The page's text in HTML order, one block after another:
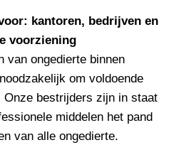
kantoren, bedrijven en
voorziening
van ongedierte binnen
om voldoende
bestrijders zijn in staat
middelen het pand
van alle ongedierte.